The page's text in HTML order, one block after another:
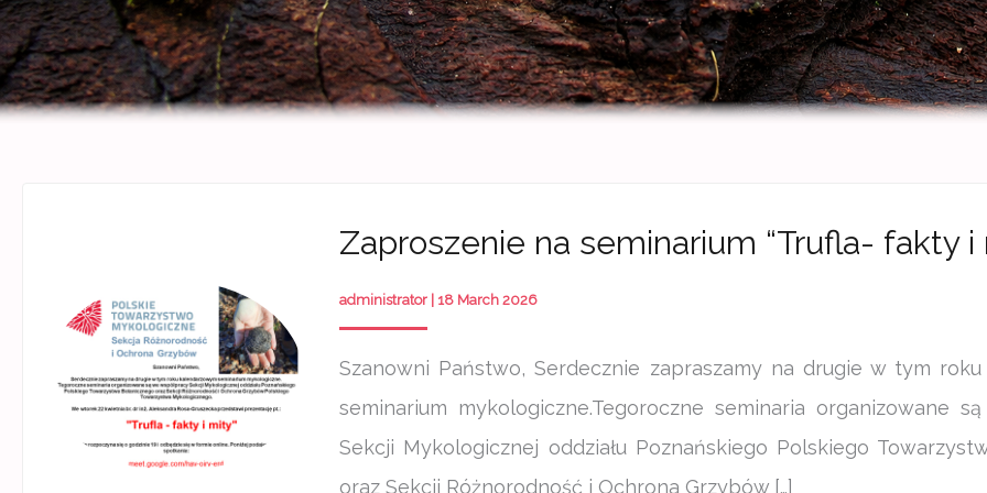
Zaproszenie na seminarium “Trufla- fakty i
administrator 18 March 2026
Szanowni Państwo, Serdecznie zapraszamy na drugie w tym
seminarium mykologiczne.Tegoroczne seminaria organizowane
Sekcji Mykologicznej oddziału Poznańskiego Polskiego
oraz Sekcji Różnorodność i Ochrona Grzybów […]